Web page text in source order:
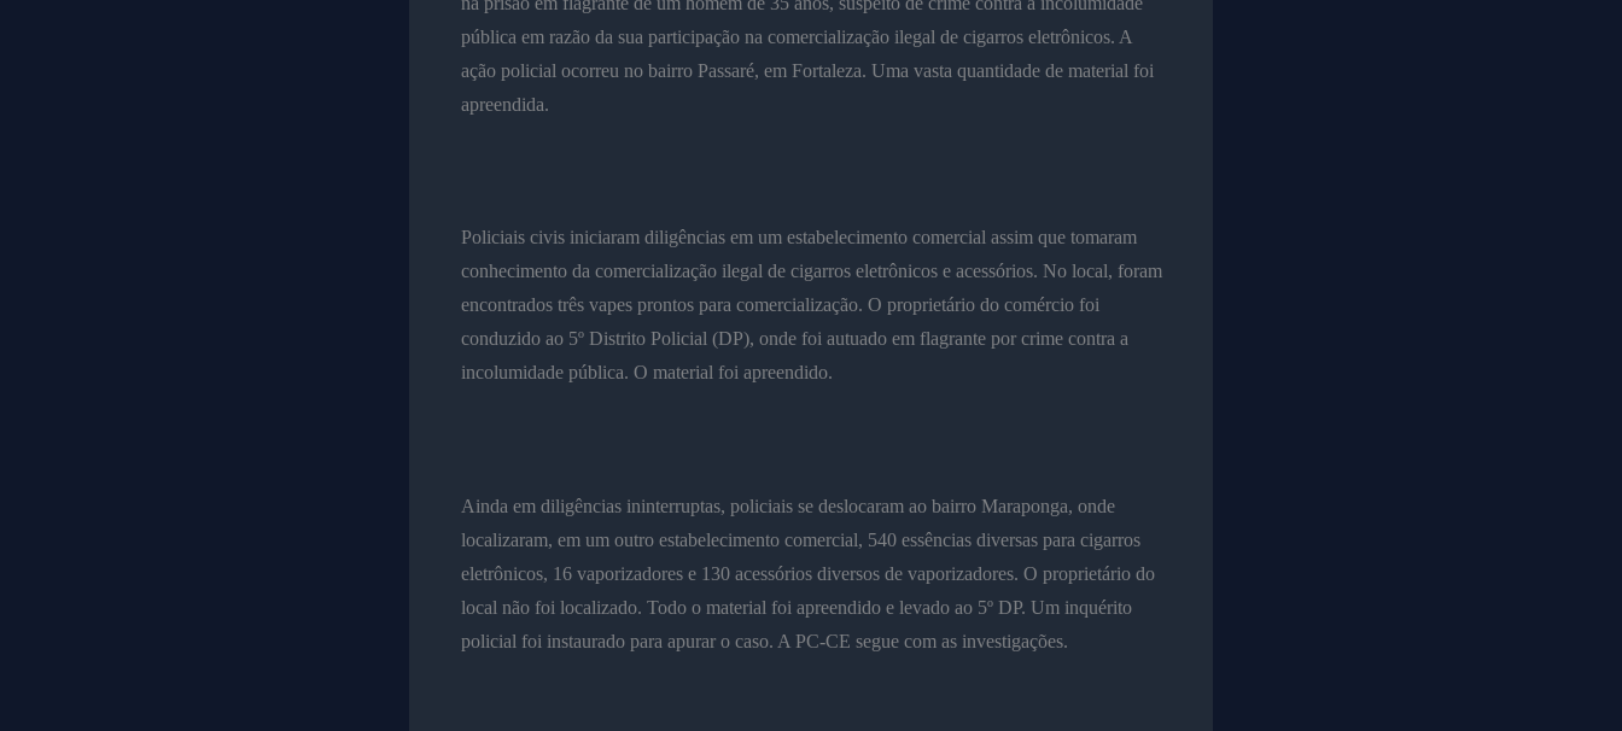
pública em razão da sua participação na comercialização ilegal de cigarros eletrônicos. A
ação policial ocorreu no bairro Passaré, em Fortaleza. Uma vasta quantidade de material foi
apreendida.
Policiais civis iniciaram diligências em um estabelecimento comercial assim que tomaram
conhecimento da comercialização ilegal de cigarros eletrônicos e acessórios. No local, foram
encontrados três vapes prontos para comercialização. O proprietário do comércio foi
conduzido ao 5º Distrito Policial (DP), onde foi autuado em flagrante por crime contra a
incolumidade pública. O material foi apreendido.
Ainda em diligências ininterruptas, policiais se deslocaram ao bairro Maraponga, onde
localizaram, em um outro estabelecimento comercial, 540 essências diversas para cigarros
eletrônicos, 16 vaporizadores e 130 acessórios diversos de vaporizadores. O proprietário do
local não foi localizado. Todo o material foi apreendido e levado ao 5º DP. Um inquérito
policial foi instaurado para apurar o caso. A PC-CE segue com as investigações.